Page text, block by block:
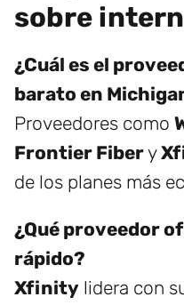
sobre
¿Cuál es el
barato en
Proveedores como
Frontier Fibery
de los planes más
¿Qué proveedor
rápido?
Xfinity lidera con